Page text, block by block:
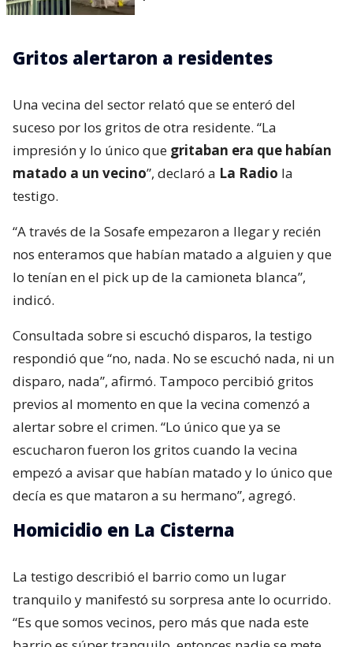
Gritos alertaron a residentes
Una vecina del sector relató que se enteró del
suceso por los gritos de otra residente. “La
impresión y lo único que gritaban era que habían
matado a un vecino”, declaró a La Radio la
testigo.
“A través de la Sosafe empezaron a llegar y recién
nos enteramos que habían matado a alguien y que
lo tenían en el pick up de la camioneta blanca”,
indicó.
Consultada sobre si escuchó disparos, la testigo
respondió que “no, nada. No se escuchó nada, ni un
disparo, nada”, afirmó. Tampoco percibió gritos
previos al momento en que la vecina comenzó a
alertar sobre el crimen. “Lo único que ya se
escucharon fueron los gritos cuando la vecina
empezó a avisar que habían matado y lo único que
decía es que mataron a su hermano”, agregó.
Homicidio en La Cisterna
La testigo describió el barrio como un lugar
tranquilo y manifestó su sorpresa ante lo ocurrido.
“Es que somos vecinos, pero más que nada este